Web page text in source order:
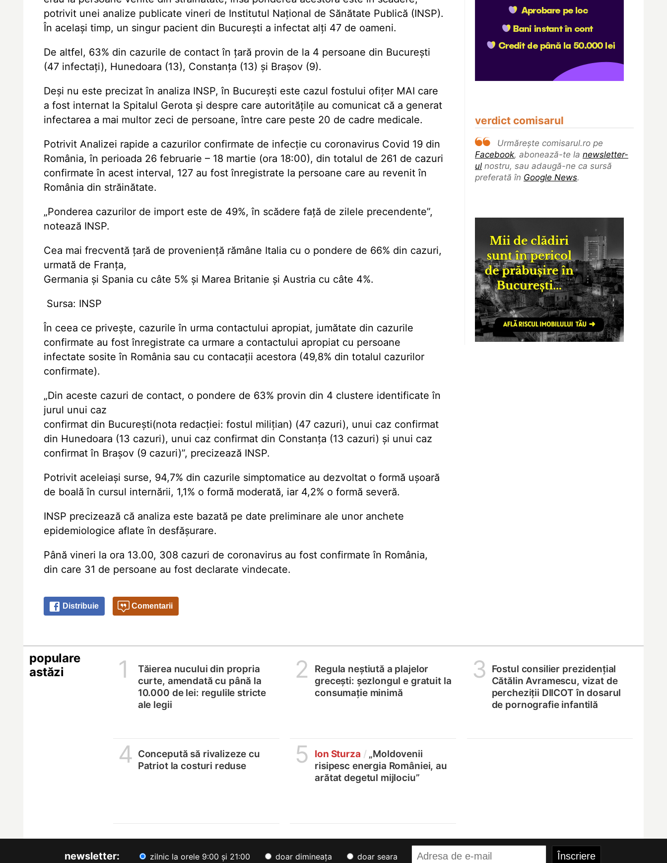
verdict comisarul
Urmărește comisarul.ro pe
Facebook, abonează-te la newsletter-
ul nostru, sau adaugă-ne ca sursă
preferată în Google News.
potrivit unei analize publicate vineri de Institutul Național de Sănătate Publică (INSP).
În același timp, un singur pacient din București a infectat alți 47 de oameni.
De altfel, 63% din cazurile de contact în țară provin de la 4 persoane din București
(47 infectați), Hunedoara (13), Constanța (13) și Brașov (9).
Deși nu este precizat în analiza INSP, în București este cazul fostului ofițer MAI care
a fost internat la Spitalul Gerota și despre care autoritățile au comunicat că a generat
infectarea a mai multor zeci de persoane, între care peste 20 de cadre medicale.
Potrivit Analizei rapide a cazurilor confirmate de infecție cu coronavirus Covid 19 din
România, în perioada 26 februarie – 18 martie (ora 18:00), din totalul de 261 de cazuri
confirmate în acest interval, 127 au fost înregistrate la persoane care au revenit în
România din străinătate.
„Ponderea cazurilor de import este de 49%, în scădere față de zilele precendente”,
notează INSP.
Cea mai frecventă țară de proveniență rămâne Italia cu o pondere de 66% din cazuri,
urmată de Franța,
Germania și Spania cu câte 5% și Marea Britanie și Austria cu câte 4%.
Sursa: INSP
În ceea ce privește, cazurile în urma contactului apropiat, jumătate din cazurile
confirmate au fost înregistrate ca urmare a contactului apropiat cu persoane
infectate sosite în România sau cu contacații acestora (49,8% din totalul cazurilor
confirmate).
„Din aceste cazuri de contact, o pondere de 63% provin din 4 clustere identificate în
jurul unui caz
confirmat din București(nota redacției: fostul milițian) (47 cazuri), unui caz confirmat
din Hunedoara (13 cazuri), unui caz confirmat din Constanța (13 cazuri) și unui caz
confirmat în Brașov (9 cazuri)”, precizează INSP.
Potrivit aceleiași surse, 94,7% din cazurile simptomatice au dezvoltat o formă ușoară
de boală în cursul internării, 1,1% o formă moderată, iar 4,2% o formă severă.
INSP precizează că analiza este bazată pe date preliminare ale unor anchete
epidemiologice aflate în desfășurare.
Până vineri la ora 13.00, 308 cazuri de coronavirus au fost confirmate în România,
din care 31 de persoane au fost declarate vindecate.
Distribuie Comentarii
populare
astăzi
1
Tăierea nucului din propria
curte, amendată cu până la
10.000 de lei: regulile stricte
ale legii
2
Regula neștiută a plajelor
grecești: șezlongul e gratuit la
consumație minimă
3
Fostul consilier prezidențial
Cătălin Avramescu, vizat de
percheziții DIICOT în dosarul
de pornografie infantilă
4 Concepută să rivalizeze cu
Patriot la costuri reduse
5 Ion Sturza / „Moldovenii
risipesc energia României, au
arătat degetul mijlociu”
newsletter: zilnic la orele 9:00 și 21:00 doar dimineața doar seara